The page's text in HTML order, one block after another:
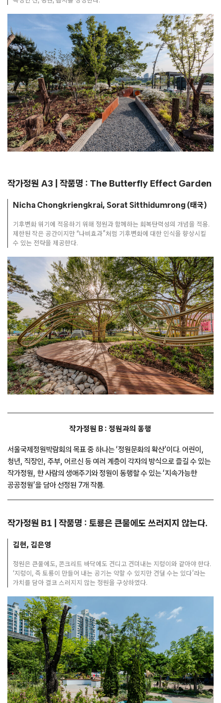
작가정원 A3 | 작품명 : The Butterfly Effect Garden
Nicha Chongkriengkrai, Sorat Sitthidumrong (태국)
기후변화 위기에 적응하기 위해 정원과 함께하는 회복탄력성의 개념을 적용.
제한된 작은 공간이지만 “나비효과”처럼 기후변화에 대한 인식을 향상시킬
수 있는 전략을 제공한다.
작가정원 B : 정원과의 동행
서울국제정원박람회의 목표 중 하나는 ‘정원문화의 확산’이다. 어린이,
청년, 직장인, 주부, 어르신 등 여러 계층이 각자의 방식으로 즐길 수 있는
작가정원, 한 사람의 생애주기와 정원이 동행할 수 있는 ‘지속가능한
공공정원’을 담아 선정된 7개 작품.
작가정원 B1 | 작품명 : 토룡은 큰물에도 쓰러지지 않는다.
김현, 김은영
정원은 큰물에도, 콘크리트 바닥에도 견디고 견뎌내는 지렁이와 같아야 한다.
‘지렁이, 즉 토룡이 만들어 내는 공기는 약할 수 있지만 견딜 수는 있다’라는
가치를 담아 결코 스러지지 않는 정원을 구상하였다.